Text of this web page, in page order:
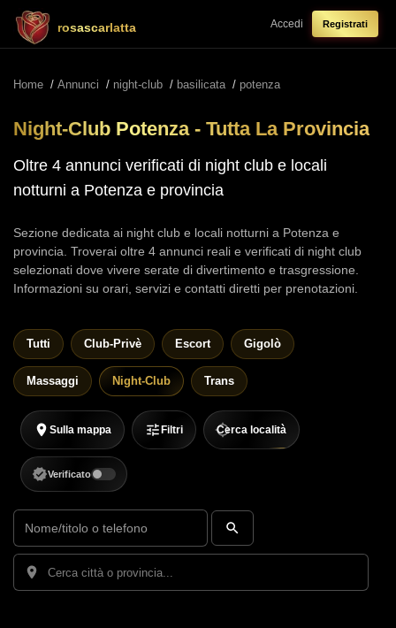
rosascarlatta Accedi Registrati
Home / Annunci / night-club / basilicata / potenza
Night-Club Potenza - Tutta La Provincia
Oltre 4 annunci verificati di night club e locali
notturni a Potenza e provincia
Sezione dedicata ai night club e locali notturni a Potenza e
provincia. Troverai oltre 4 annunci reali e verificati di night club
selezionati dove vivere serate di divertimento e trasgressione.
Informazioni su orari, servizi e contatti diretti per prenotazioni.
Tutti Club-Privè Escort Gigolò
Massaggi Night-Club Trans
Sulla mappa Filtri Cerca località
Verificato